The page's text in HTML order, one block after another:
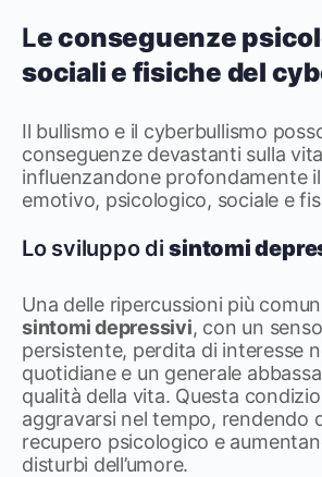
Le conseguenze
sociali e fisiche del
Il bullismo e il cyberbullismo
conseguenze devastanti sulla
influenzandone profondamente
emotivo, psicologico, sociale e
Lo sviluppo disintomi
Una delle ripercussioni più
sintomi depressivi, con un
persistente, perdita di interesse
quotidiane e un generale
qualità della vita. Questa
aggravarsi nel tempo, rendendo
recupero psicologico e
disturbi dell’umore.